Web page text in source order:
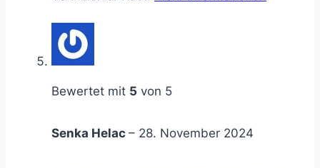
Bewertet mit 5 von 5
Senka Helac – 28. November 2024